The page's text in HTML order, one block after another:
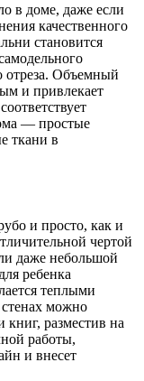
в доме, даже если
качественного
становится
отреза. Объемный
и привлекает
— простые
ткани в
и просто, как и
чертой
даже небольшой
ребенка
теплыми
можно
книг, разместив на
работы,
и внесет